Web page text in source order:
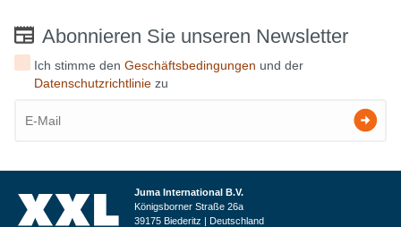
Abonnieren Sie unseren Newsletter
Ich stimme denGeschäftsbedingungen und der
Datenschutzrichtlinie zu
Juma International B.V.
Königsborner Straße 26a
39175 Biederitz | Deutschland